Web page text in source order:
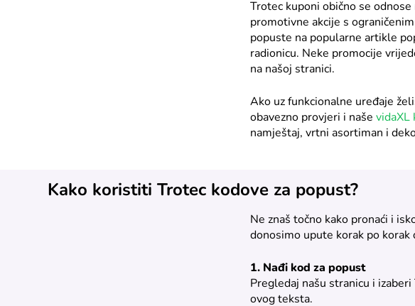
Trotec kuponi obično se
promotivne akcije s
popuste na popularne artikle
radionicu. Neke promocije
na našoj stranici.
Ako uz funkcionalne uređaje
obavezno provjeri i naše vidaXL
namještaj, vrtni asortiman i
Kako koristiti Trotec kodove za popust?
Ne znaš točno kako pronaći i
donosimo upute korak po
1. Nađi kod za popust
Pregledaj našu stranicu i
ovog teksta.